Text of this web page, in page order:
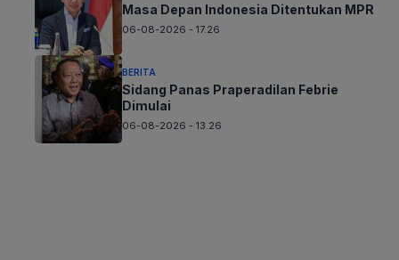
Masa Depan Indonesia Ditentukan MPR
06-08-2026 - 17.26
BERITA
Sidang Panas Praperadilan Febrie
Dimulai
06-08-2026 - 13.26